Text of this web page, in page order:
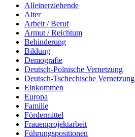
Alleinerziehende
Alter
Arbeit / Beruf
Armut / Reichtum
Behinderung
Bildung
Demografie
Deutsch-Polnische Vernetzung
Deutsch-Tschechische Vernetzung
Einkommen
Europa
Familie
Fördermittel
Frauenprojektarbeit
Führungspositionen